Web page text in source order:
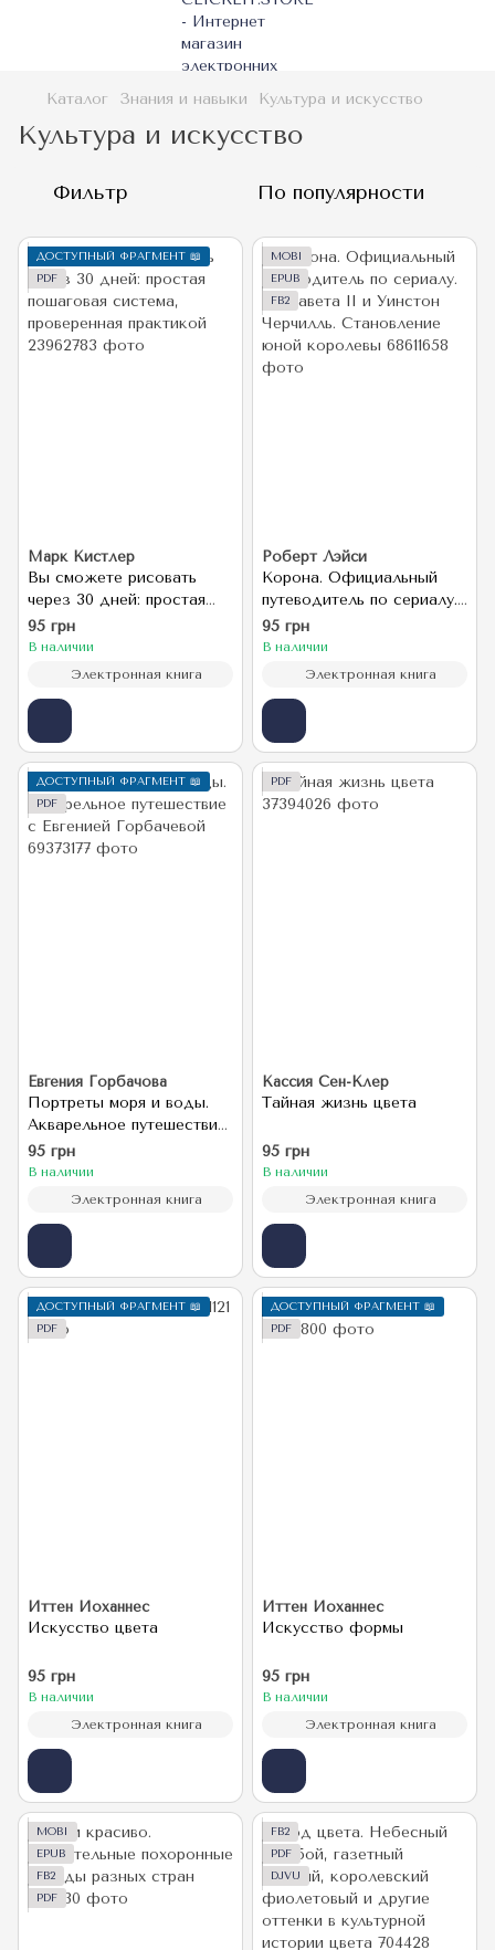
Каталог Знания и навыки Культура и искусство
Культура и искусство
Фильтр По популярности
ДОСТУПНЫЙ ФРАГМЕНТ 📖
PDF
Марк Кистлер
Вы сможете рисовать
через 30 дней: простая
пошаговая система,
проверенная практикой
95 грн
В наличии
Электронная книга
MOBI
EPUB
FB2
Роберт Лэйси
Корона. Официальный
путеводитель по сериалу.
Елизавета II и Уинстон
Черчилль. Становление
юной королевы
95 грн
В наличии
Электронная книга
ДОСТУПНЫЙ ФРАГМЕНТ 📖
PDF
Евгения Горбачова
Портреты моря и воды.
Акварельное путешествие
с Евгенией Горбачевой
95 грн
В наличии
Электронная книга
PDF
Кассия Сен-Клер
Тайная жизнь цвета
95 грн
В наличии
Электронная книга
ДОСТУПНЫЙ ФРАГМЕНТ 📖
PDF
Иттен Иоханнес
Искусство цвета
95 грн
В наличии
Электронная книга
ДОСТУПНЫЙ ФРАГМЕНТ 📖
PDF
Иттен Иоханнес
Искусство формы
95 грн
В наличии
Электронная книга
MOBI
EPUB
FB2
PDF
FB2
PDF
DJVU